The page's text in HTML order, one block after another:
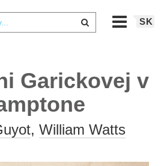
SK
Garickovej v
, William Watts